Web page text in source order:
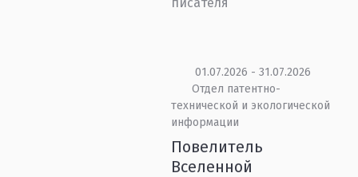
01.07.2026 - 31.07.2026
Отдел патентно-
технической и экологической
информации
Повелитель
Вселенной